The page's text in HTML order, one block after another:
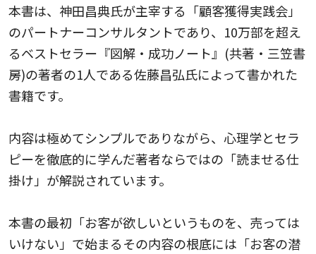
本書は、神田昌典氏が主宰する「顧客獲得実践会」
のパートナーコンサルタントであり、10万部を超え
るベストセラー『図解・成功ノート』(共著・三笠書
房)の著者の1人である佐藤昌弘氏によって書かれた
書籍です。
内容は極めてシンプルでありながら、心理学とセラ
ピーを徹底的に学んだ著者ならではの「読ませる仕
掛け」が解説されています。
本書の最初「お客が欲しいというものを、売っては
いけない」で始まるその内容の根底には「お客の潜